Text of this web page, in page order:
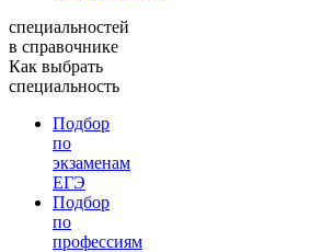
специальностей
в справочнике
Как выбрать
специальность
Подбор
по
экзаменам
ЕГЭ
Подбор
по
профессиям